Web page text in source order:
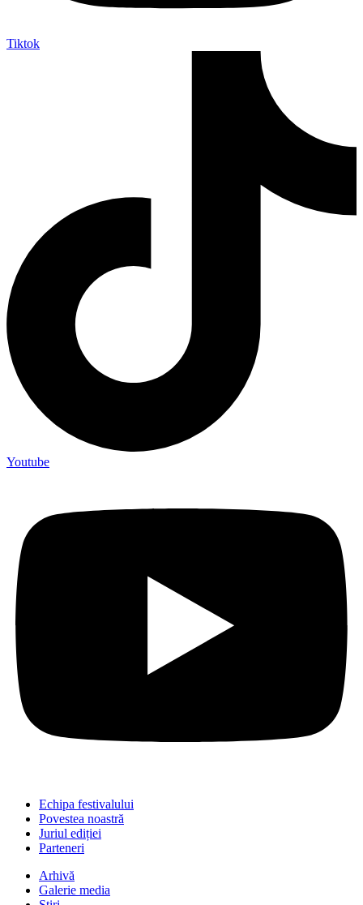
Tiktok
Youtube
Echipa festivalului
Povestea noastră
Juriul ediției
Parteneri
Arhivă
Galerie media